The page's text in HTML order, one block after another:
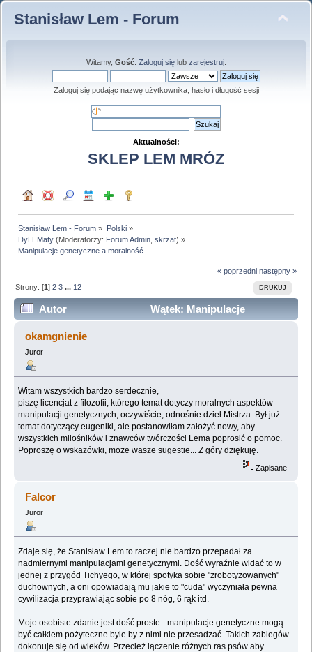
Stanisław Lem - Forum
Witamy, Gość. Zaloguj sięlub zarejestruj.
Zaloguj się podając nazwę użytkownika, hasło i długość sesji
Aktualności:
SKLEP LEM MRÓZ
Stanisław Lem - Forum » Polski»
DyLEMaty (Moderatorzy: Forum Admin ,skrzat) »
Manipulacje genetyczne a moralność
« poprzedni następny »
DRUKUJ
Strony: [1]2 3 ... 12
Autor
Wątek: Manipulacje
genetyczne a moralność (Przeczytany 282974 razy)
okamgnienie
Juror
Witam wszystkich bardzo serdecznie,
piszę licencjat z filozofii, którego temat dotyczy moralnych aspektów
manipulacji genetycznych, oczywiście, odnośnie dzieł Mistrza. Był już
temat dotyczący eugeniki, ale postanowiłam założyć nowy, aby
wszystkich miłośników i znawców twórczości Lema poprosić o pomoc.
Poproszę o wskazówki, może wasze sugestie... Z góry dziękuję.
Zapisane
Falcor
Juror
Zdaje się, że Stanisław Lem to raczej nie bardzo przepadał za
nadmiernymi manipulacjami genetycznymi. Dość wyraźnie widać to w
jednej z przygód Tichyego, w której spotyka sobie "zrobotyzowanych"
duchownych, a oni opowiadają mu jakie to "cuda" wyczyniała pewna
cywilizacja przyprawiając sobie po 8 nóg, 6 rąk itd.
Moje osobiste zdanie jest dość proste - manipulacje genetyczne mogą
być całkiem pożyteczne byle by z nimi nie przesadzać. Takich zabiegów
dokonuje się od wieków. Przecież łączenie różnych ras psów aby